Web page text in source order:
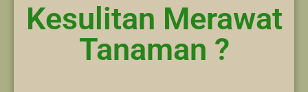
Kesulitan Merawat
Tanaman ?